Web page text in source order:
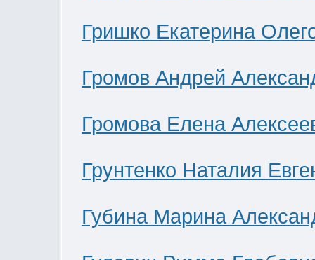
Гришко Екатерина
Громов Андрей
Громова Елена
Грунтенко Наталия
Губина Марина